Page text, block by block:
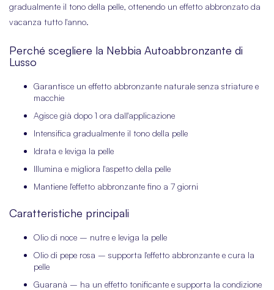
gradualmente il tono della pelle, ottenendo un effetto abbronzato da
vacanza tutto l'anno.
Perché scegliere la Nebbia Autoabbronzante di
Lusso
Garantisce un effetto abbronzante naturale senza striature e
macchie
Agisce già dopo 1 ora dall'applicazione
Intensifica gradualmente il tono della pelle
Idrata e leviga la pelle
Illumina e migliora l'aspetto della pelle
Mantiene l'effetto abbronzante fino a 7 giorni
Caratteristiche principali
Olio di noce – nutre e leviga la pelle
Olio di pepe rosa – supporta l'effetto abbronzante e cura la
pelle
Guaranà – ha un effetto tonificante e supporta la condizione